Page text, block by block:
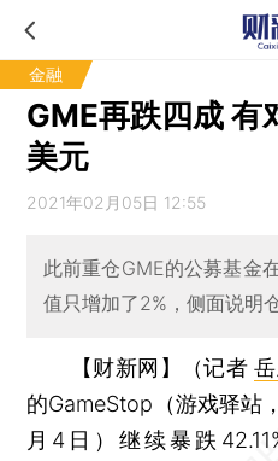
金融
GME再跌四成 有
美元
2021年02月05日 12:55
此前重仓GME的公募基金
值只增加了2%，侧面说明
【财新网】（记者
的GameStop（游戏驿站
月4日）继续暴跌